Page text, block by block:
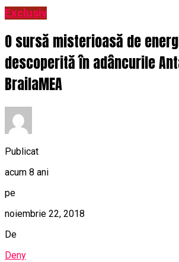
Exclusiv
O sursă misterioasă de
descoperită în adâncurile
BrailaMEA
Publicat
acum 8 ani
pe
noiembrie 22, 2018
De
Deny